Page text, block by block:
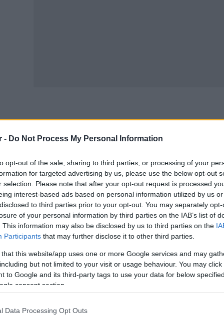
- Do Not Process My Personal Information
opt-out of the sale, sharing to third parties, or processing of your
for targeted advertising by us, please use the below opt-out
selection. Please note that after your opt-out request is processed
interest-based ads based on personal information utilized by us
to third parties prior to your opt-out. You may separately
of your personal information by third parties on the IAB’s list of
This information may also be disclosed by us to third parties on the
Participants that may further disclose it to other third parties.
that this website/app uses one or more Google services and may
but not limited to your visit or usage behaviour. You may
to Google and its third-party tags to use your data for below
consent section.
Data Processing Opt Outs
και οι απαλλαγές για το 2026 αφορούν
περιοχές της Περιφερειακής Ενότητας Κορινθίας και
2018.
του οικισμού Αναργύρων του Δήμου Αμυνταίου της
σε αναγκαστική απαλλοτρίωση ή εντός άλλου
από 5.12.2002 Π.Δ. (Δ’ 1075) και συγκεκριμένα,
Πολύλακκου, οικισμού Αξιοκάστρου και
και οικισμού Πανάρετης της κοινότητας
Περιφερειακής Ενότητας Κοζάνης, καθώς και
των ακόλουθων κοινοτήτων και οικισμών (Δ’
Μεσόλακκου της Περιφερειακής Ενότητας
διοικητικά όρια των Δήμων Μαντουδίου- Λίμνης-
Ευβοίας της Περιφέρειας Στερεάς Ελλάδας, οι
των Περιφερειακών Ενοτήτων Λάρισας,
Ενότητας Πιερίας της Περιφέρειας